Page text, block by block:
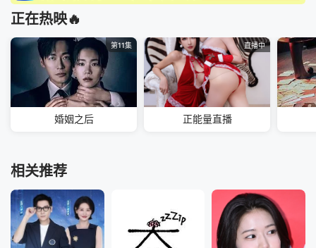
正在热映🔥
第11集
婚姻之后
直播中
正能量直播
相关推荐